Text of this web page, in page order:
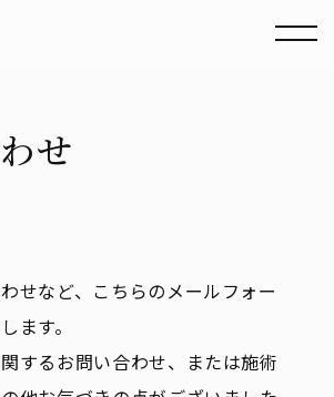
せ
せなど、こちらのメールフォー
ます。
するお問い合わせ、または施術